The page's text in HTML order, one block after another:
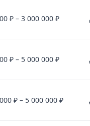
политические
₽ – 3 000 000 ₽
₽ – 5 000 000 ₽
₽ – 5 000 000 ₽